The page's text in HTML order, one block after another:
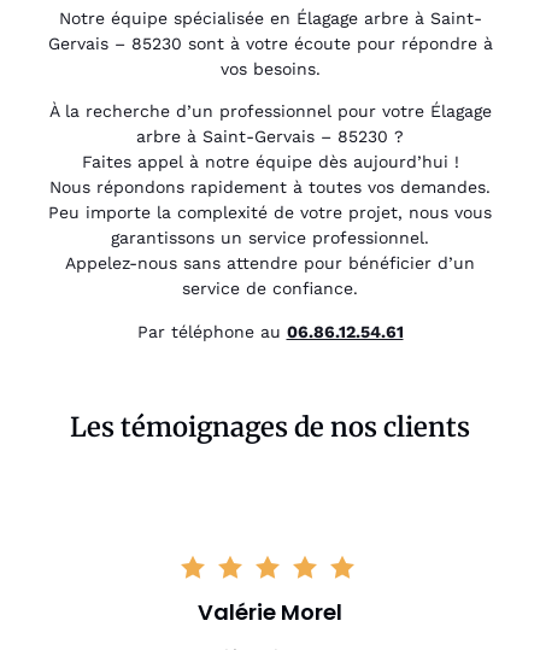
Notre équipe spécialisée en Élagage arbre à Saint-
Gervais – 85230 sont à votre écoute pour répondre à
vos besoins.
À la recherche d’un professionnel pour votre Élagage
arbre à Saint-Gervais – 85230 ?
Faites appel à notre équipe dès aujourd’hui !
Nous répondons rapidement à toutes vos demandes.
Peu importe la complexité de votre projet, nous vous
garantissons un service professionnel.
Appelez-nous sans attendre pour bénéficier d’un
service de confiance.
Par téléphone au 06.86.12.54.61
Les témoignages de nos clients
Valérie Morel